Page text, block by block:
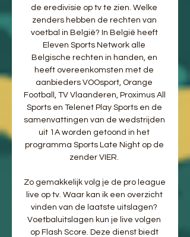
de eredivisie op tv te zien. Welke
zenders hebben de rechten van
voetbal in België? In België heeft
Eleven Sports Network alle
Belgische rechten in handen, en
heeft overeenkomsten met de
aanbieders VOOsport, Orange
Football, TV Vlaanderen, Proximus All
Sports en Telenet Play Sports en de
samenvattingen van de wedstrijden
uit 1A worden getoond in het
programma Sports Late Night op de
zender VIER.
Zo gemakkelijk volg je de pro league
live op tv. Waar kan ik een overzicht
vinden van de laatste uitslagen?
Voetbaluitslagen kun je live volgen
op Flash Score. Deze dienst biedt